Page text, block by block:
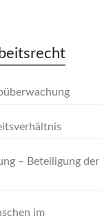
– Beteiligung der
im